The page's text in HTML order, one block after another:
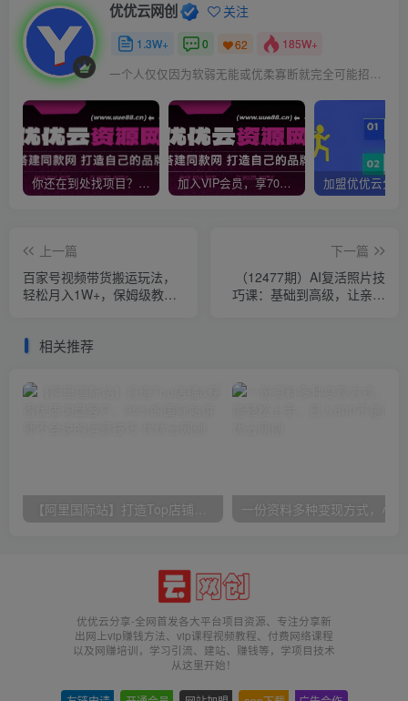
优优云网创 关注
1.3W+ 0 62 185W+
一个人仅仅因为软弱无能或优柔寡断就完全可能招致痛苦
你还在到处找项目？还在当韭菜？我靠网创资源站一个月收入5万+，曾经我也是个失败者。 加入VIP会员，享70%的推广提成，免费学习多种网上创业课程，菜鸟秒变大神！
上一篇
百家号视频带货搬运玩法，
轻松月入1W+，保姆级教程
下一篇
（12477期）AI复活照片技
巧课：基础到高级，让亲人
相关推荐
优优云分享-全网首发各大平台项目资源、专注分享新
出网上vip赚钱方法、vip课程视频教程、付费网络课程
以及网赚培训，学习引流、建站、赚钱等，学项目技术
从这里开始！